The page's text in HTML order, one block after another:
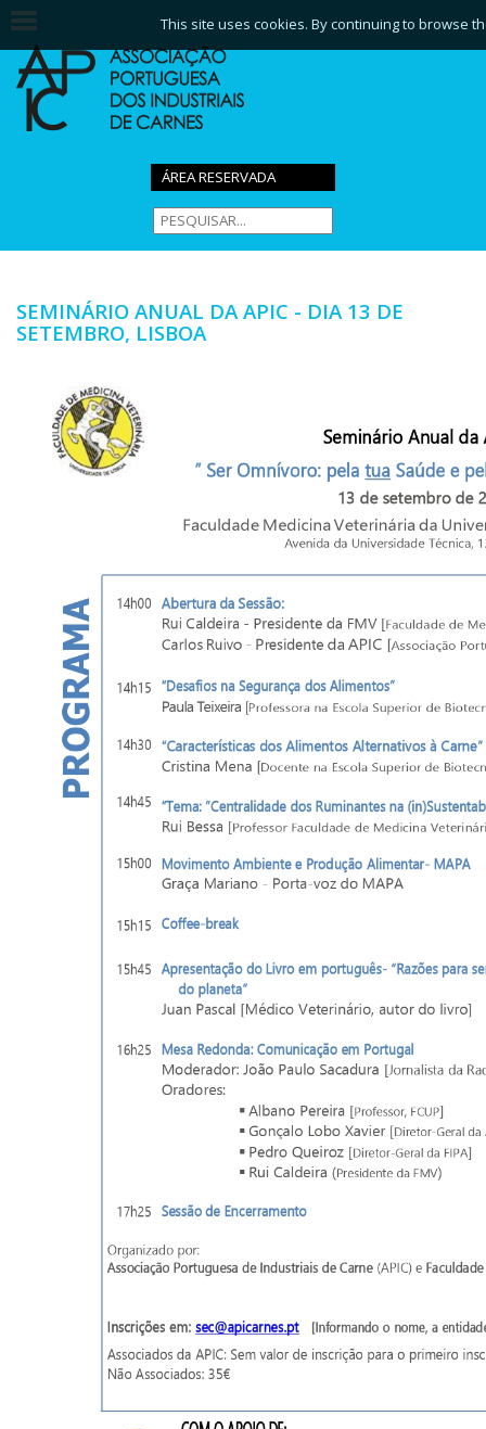
ÁREA RESERVADA
SEMINÁRIO ANUAL DA APIC - DIA 13 DE
SETEMBRO, LISBOA
This site uses cookies. By continuing to browse